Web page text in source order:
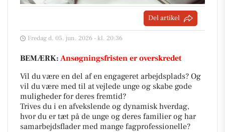
Del artikel
Fredag d. 05. jun. 2026 - kl. 20:36
BEMÆRK: Ansøgningsfristen er overskredet
Vil du være en del af en engageret arbejdsplads? Og
vil du være med til at vejlede unge og skabe gode
muligheder for deres fremtid?
Trives du i en afvekslende og dynamisk hverdag,
hvor du er tæt på de unge og deres familier og har
samarbejdsflader med mange fagprofessionelle?